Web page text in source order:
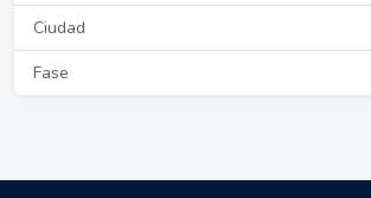
Ciudad
Fase